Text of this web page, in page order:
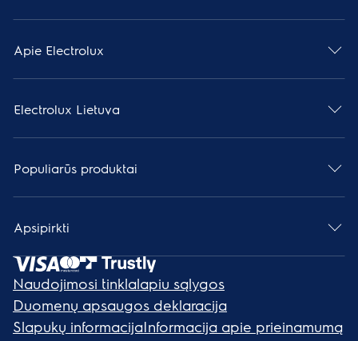
Apie Electrolux
Electrolux Lietuva
Populiarūs produktai
Apsipirkti
Naudojimosi tinklalapiu sąlygos
Duomenų apsaugos deklaracija
Slapukų informacijaInformacija apie prieinamumą